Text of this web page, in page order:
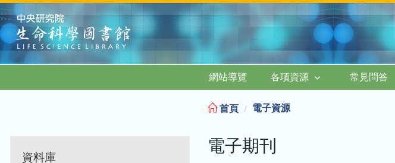
:::
網站導覽 各項資源 常見問答
資料庫
首頁 電子資源
電子期刊